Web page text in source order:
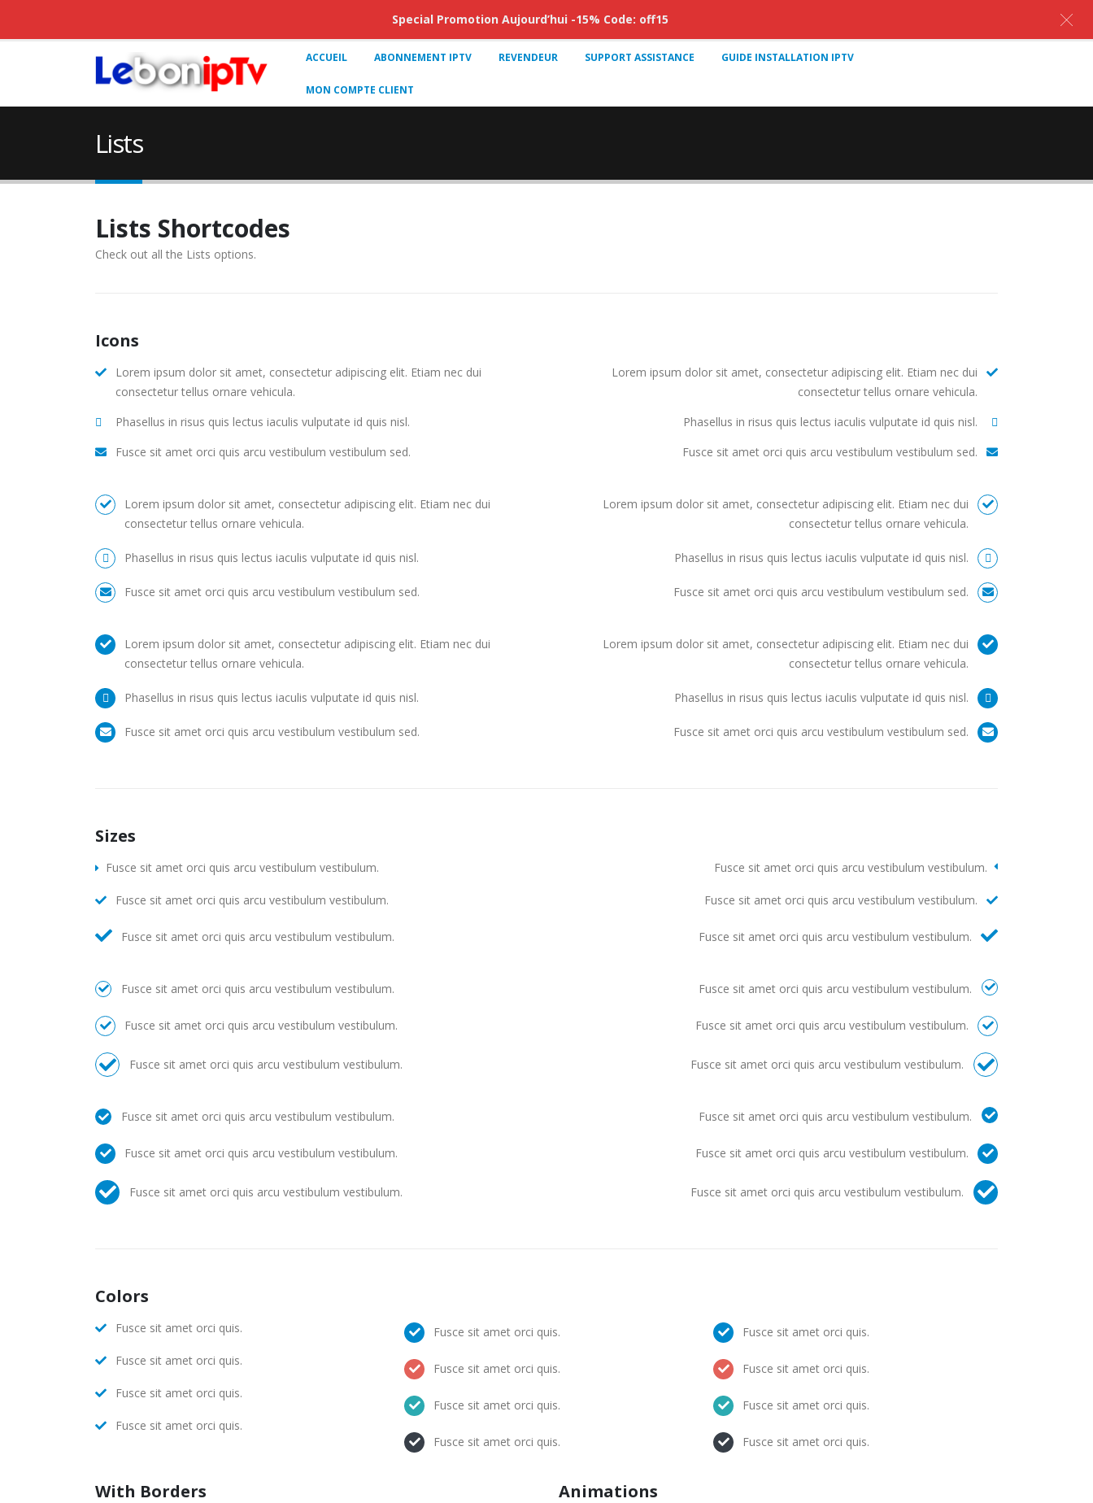
ACCUEIL ABONNEMENT IPTV REVENDEUR SUPPORT ASSISTANCE GUIDE INSTALLATION IPTV
MON COMPTE CLIENT
Lists
Lists Shortcodes
Check out all the Lists options.
Icons
Lorem ipsum dolor sit amet, consectetur adipiscing elit. Etiam nec dui
consectetur tellus ornare vehicula.
Phasellus in risus quis lectus iaculis vulputate id quis nisl.
Fusce sit amet orci quis arcu vestibulum vestibulum sed.
Lorem ipsum dolor sit amet, consectetur adipiscing elit. Etiam nec dui
consectetur tellus ornare vehicula.
Phasellus in risus quis lectus iaculis vulputate id quis nisl.
Fusce sit amet orci quis arcu vestibulum vestibulum sed.
Lorem ipsum dolor sit amet, consectetur adipiscing elit. Etiam nec dui
consectetur tellus ornare vehicula.
Phasellus in risus quis lectus iaculis vulputate id quis nisl.
Fusce sit amet orci quis arcu vestibulum vestibulum sed.
Lorem ipsum dolor sit amet, consectetur adipiscing elit. Etiam nec dui
consectetur tellus ornare vehicula.
Phasellus in risus quis lectus iaculis vulputate id quis nisl.
Fusce sit amet orci quis arcu vestibulum vestibulum sed.
Lorem ipsum dolor sit amet, consectetur adipiscing elit. Etiam nec dui
consectetur tellus ornare vehicula.
Phasellus in risus quis lectus iaculis vulputate id quis nisl.
Fusce sit amet orci quis arcu vestibulum vestibulum sed.
Lorem ipsum dolor sit amet, consectetur adipiscing elit. Etiam nec dui
consectetur tellus ornare vehicula.
Phasellus in risus quis lectus iaculis vulputate id quis nisl.
Fusce sit amet orci quis arcu vestibulum vestibulum sed.
Sizes
Fusce sit amet orci quis arcu vestibulum vestibulum.
Fusce sit amet orci quis arcu vestibulum vestibulum.
Fusce sit amet orci quis arcu vestibulum vestibulum.
Fusce sit amet orci quis arcu vestibulum vestibulum.
Fusce sit amet orci quis arcu vestibulum vestibulum.
Fusce sit amet orci quis arcu vestibulum vestibulum.
Fusce sit amet orci quis arcu vestibulum vestibulum.
Fusce sit amet orci quis arcu vestibulum vestibulum.
Fusce sit amet orci quis arcu vestibulum vestibulum.
Fusce sit amet orci quis arcu vestibulum vestibulum.
Fusce sit amet orci quis arcu vestibulum vestibulum.
Fusce sit amet orci quis arcu vestibulum vestibulum.
Fusce sit amet orci quis arcu vestibulum vestibulum.
Fusce sit amet orci quis arcu vestibulum vestibulum.
Fusce sit amet orci quis arcu vestibulum vestibulum.
Fusce sit amet orci quis arcu vestibulum vestibulum.
Fusce sit amet orci quis arcu vestibulum vestibulum.
Fusce sit amet orci quis arcu vestibulum vestibulum.
Colors
Fusce sit amet orci quis.
Fusce sit amet orci quis.
Fusce sit amet orci quis.
Fusce sit amet orci quis.
Fusce sit amet orci quis.
Fusce sit amet orci quis.
Fusce sit amet orci quis.
Fusce sit amet orci quis.
Fusce sit amet orci quis.
Fusce sit amet orci quis.
Fusce sit amet orci quis.
Fusce sit amet orci quis.
With Borders Animations
Special Promotion Aujourd’hui -15% Code: off15